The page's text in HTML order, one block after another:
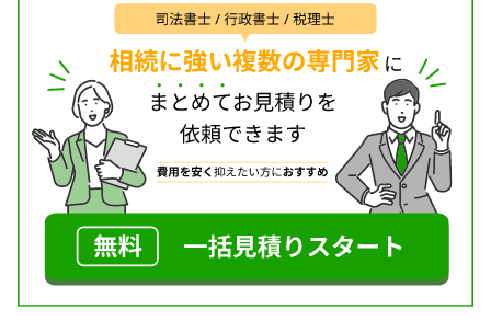
登記 / 相続放棄 / 成年後見 / 家族信託 / 相続手続き /
銀行手続き / 戸籍収集 / 相続税対策 / 相続人調査 / 相
続トラブル（弁護士相談）
対応体制
電話相談可 / 女性スタッフ対応可 / 土日相談可 / 初回
相談無料 / 18時以降相談可 / オンライン面談可 / 事務
所面談可
かかりつけのお医者さんや町の電気屋さんのよう
に、地元の暮らしを支えることのできる存在であり
たい。
神戸マリン綜合法律事務所は、気軽になんでも相談
できる神戸・垂水のまちの法律事務所を目指してい
ます。
まずは、お気軽にご相談ください。
企業法務一般、税務訴訟、行政事件、知的財産問題
などの会社経営に関することから、相続などの終
活、不動産トラブル、交通事故や離婚トラブルなど
の暮らしのお悩みまで、あらゆる法律にまつわるご